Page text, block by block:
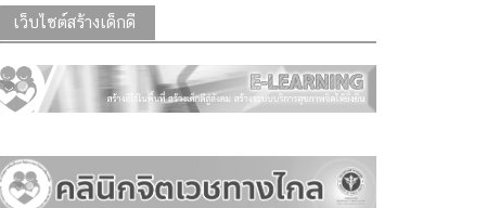
เว็บไซต์สร้างเด็กดี